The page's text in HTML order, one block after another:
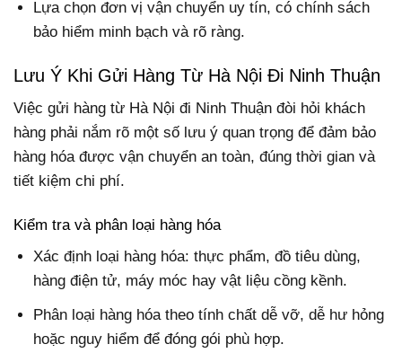
Lựa chọn đơn vị vận chuyển uy tín, có chính sách
bảo hiểm minh bạch và rõ ràng.
Lưu Ý Khi Gửi Hàng Từ Hà Nội Đi Ninh Thuận
Việc gửi hàng từ Hà Nội đi Ninh Thuận đòi hỏi khách
hàng phải nắm rõ một số lưu ý quan trọng để đảm bảo
hàng hóa được vận chuyển an toàn, đúng thời gian và
tiết kiệm chi phí.
Kiểm tra và phân loại hàng hóa
Xác định loại hàng hóa: thực phẩm, đồ tiêu dùng,
hàng điện tử, máy móc hay vật liệu cồng kềnh.
Phân loại hàng hóa theo tính chất dễ vỡ, dễ hư hỏng
hoặc nguy hiểm để đóng gói phù hợp.